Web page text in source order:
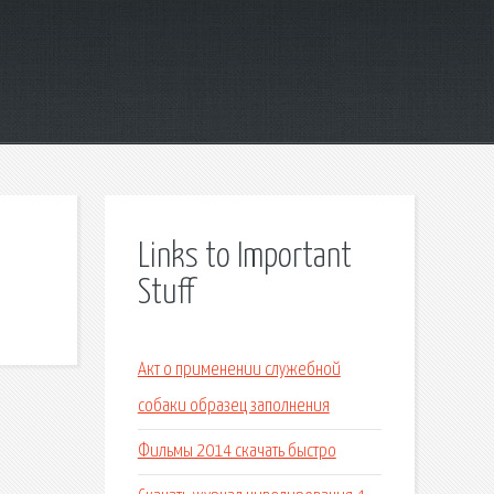
Links to Important
Stuff
Акт о применении служебной
собаки образец заполнения
Фильмы 2014 скачать быстро